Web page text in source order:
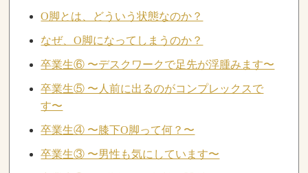
O脚とは、どういう状態なのか？
なぜ、O脚になってしまうのか？
卒業生⑥ 〜デスクワークで足先が浮腫みます〜
卒業生⑤ 〜人前に出るのがコンプレックスで
す〜
卒業生④ 〜膝下O脚って何？〜
卒業生③ 〜男性も気にしています〜